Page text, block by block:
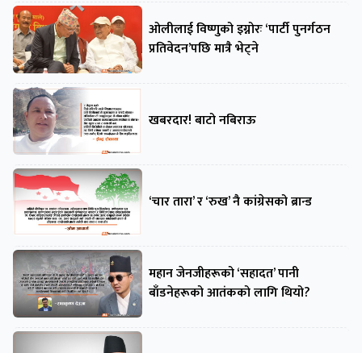
ओलीलाई विष्णुको इग्नोरः ‘पार्टी पुनर्गठन
प्रतिवेदन’पछि मात्रै भेट्ने
खबरदार! बाटो नबिराऊ
‘चार तारा’ र ‘रुख’ नै कांग्रेसको ब्रान्ड
महान जेनजीहरूको ‘सहादत’ पानी
बाँडनेहरूको आतंकको लागि थियो?